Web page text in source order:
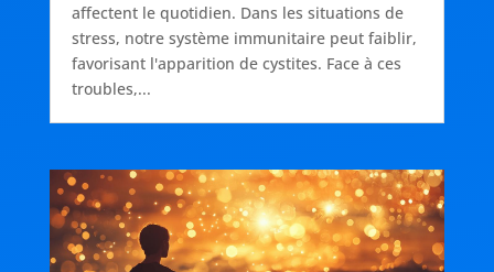
affectent le quotidien. Dans les situations de
stress, notre système immunitaire peut faiblir,
favorisant l'apparition de cystites. Face à ces
troubles,...